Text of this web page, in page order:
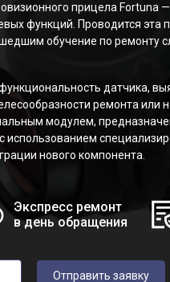
прицела Fortuna
функций. Проводится эта
обучение по ремонту
датчика,
ремонта или
модулем,
использованием
нового компонента.
Экспресс ремонт
в день обращения
Отправить заявку